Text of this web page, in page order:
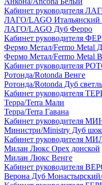
Кабинет руководителя
ЛАГО/LAGO Итальянский
ЛАГО/LAGO Дуб Ферро
Кабинет руководителя
Фермо Метал/Fermo Metal
Фермо Метал/Fermo Metal
Кабинет руководителя
Ротонда/Rotonda Венге
Ротонда/Rotonda Дуб
Кабинет руководителя
Терра/Terra Мали
Терра/Terra Гавана
Кабинет руководителя
Министри/Ministry Дуб
Кабинет руководителя
Милан Люкс Орех донской
Милан Люкс Венге
Кабинет руководителя
Верона Дуб